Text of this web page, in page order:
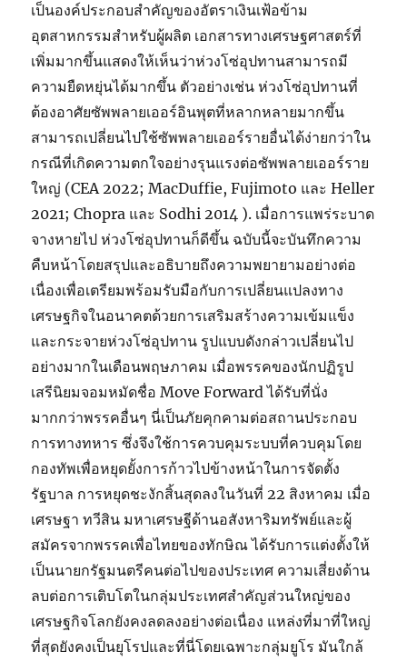
เป็นองค์ประกอบสำคัญของอัตราเงินเฟ้อข้าม
อุตสาหกรรมสำหรับผู้ผลิต เอกสารทางเศรษฐศาสตร์ที่
เพิ่มมากขึ้นแสดงให้เห็นว่าห่วงโซ่อุปทานสามารถมี
ความยืดหยุ่นได้มากขึ้น ตัวอย่างเช่น ห่วงโซ่อุปทานที่
ต้องอาศัยซัพพลายเออร์อินพุตที่หลากหลายมากขึ้น
สามารถเปลี่ยนไปใช้ซัพพลายเออร์รายอื่นได้ง่ายกว่าใน
กรณีที่เกิดความตกใจอย่างรุนแรงต่อซัพพลายเออร์ราย
ใหญ่ (CEA 2022; MacDuffie, Fujimoto และ Heller
2021; Chopra และ Sodhi 2014 ). เมื่อการแพร่ระบาด
จางหายไป ห่วงโซ่อุปทานก็ดีขึ้น ฉบับนี้จะบันทึกความ
คืบหน้าโดยสรุปและอธิบายถึงความพยายามอย่างต่อ
เนื่องเพื่อเตรียมพร้อมรับมือกับการเปลี่ยนแปลงทาง
เศรษฐกิจในอนาคตด้วยการเสริมสร้างความเข้มแข็ง
และกระจายห่วงโซ่อุปทาน รูปแบบดังกล่าวเปลี่ยนไป
อย่างมากในเดือนพฤษภาคม เมื่อพรรคของนักปฏิรูป
เสรีนิยมจอมหมัดชื่อ Move Forward ได้รับที่นั่ง
มากกว่าพรรคอื่นๆ นี่เป็นภัยคุกคามต่อสถานประกอบ
การทางทหาร ซึ่งจึงใช้การควบคุมระบบที่ควบคุมโดย
กองทัพเพื่อหยุดยั้งการก้าวไปข้างหน้าในการจัดตั้ง
รัฐบาล การหยุดชะงักสิ้นสุดลงในวันที่ 22 สิงหาคม เมื่อ
เศรษฐา ทวีสิน มหาเศรษฐีด้านอสังหาริมทรัพย์และผู้
สมัครจากพรรคเพื่อไทยของทักษิณ ได้รับการแต่งตั้งให้
เป็นนายกรัฐมนตรีคนต่อไปของประเทศ ความเสี่ยงด้าน
ลบต่อการเติบโตในกลุ่มประเทศสำคัญส่วนใหญ่ของ
เศรษฐกิจโลกยังคงลดลงอย่างต่อเนื่อง แหล่งที่มาที่ใหญ่
ที่สุดยังคงเป็นยุโรปและที่นี่โดยเฉพาะกลุ่มยูโร มันใกล้